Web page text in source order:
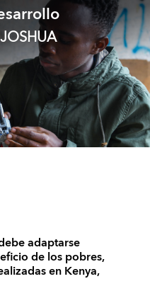
JOSHUA
adaptarse
de los pobres,
en Kenya,